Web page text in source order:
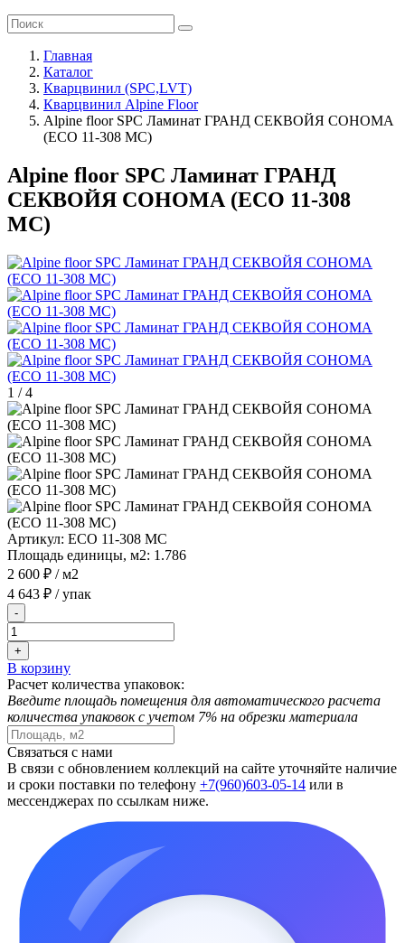
Главная
Каталог
Кварцвинил (SPC,LVT)
Кварцвинил Alpine Floor
Alpine floor SPC Ламинат ГРАНД СЕКВОЙЯ СОНОМА
(ECO 11-308 MC)
Alpine floor SPC Ламинат ГРАНД
СЕКВОЙЯ СОНОМА (ECO 11-308
MC)
1 /4
Артикул: ECO 11-308 MC
Площадь единицы, м2: 1.786
2 600 ₽ / м2
4 643 ₽ / упак
-
+
В корзину
Расчет количества упаковок:
Введите площадь помещения для автоматического расчета
количества упаковок с учетом 7% на обрезки материала
Связаться с нами
В связи с обновлением коллекций на сайте уточняйте наличие
и сроки поставки по телефону +7(960)603-05-14 или в
мессенджерах по ссылкам ниже.